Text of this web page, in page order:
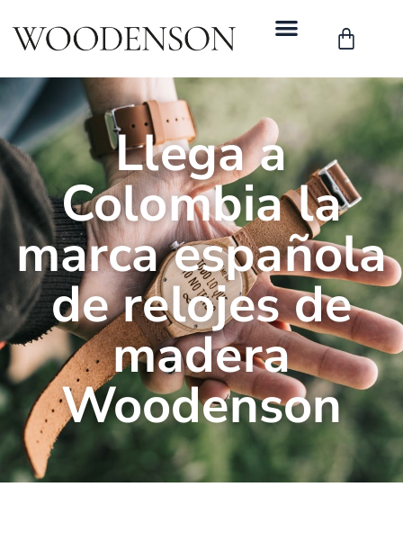
Llega a
Colombia la
marca española
de relojes de
madera
Woodenson